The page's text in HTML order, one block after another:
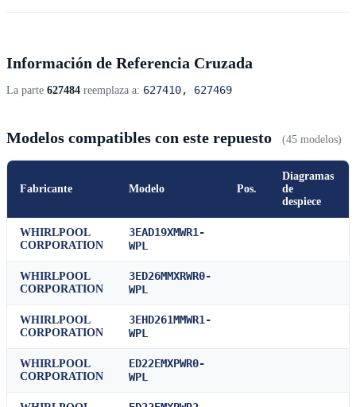
Información de Referencia Cruzada
La parte 627484 reemplaza a: 627410, 627469
Modelos compatibles con este repuesto (45 modelos)
Fabricante Modelo Pos.
Diagramas
de
despiece
WHIRLPOOL
CORPORATION
3EAD19XMWR1-
WPL
WHIRLPOOL
CORPORATION
3ED26MMXRWR0-
WPL
WHIRLPOOL
CORPORATION
3EHD261MMWR1-
WPL
WHIRLPOOL
CORPORATION
ED22EMXPWR0-
WPL